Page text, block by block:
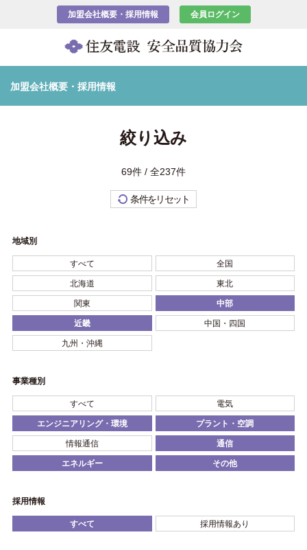
加盟会社概要・採用情報 会員ログイン
加盟会社概要・採用情報
絞り込み
69件 / 全237件
条件をリセット
地域別
すべて 全国
北海道 東北
関東 中部
近畿 中国・四国
九州・沖縄
事業種別
すべて 電気
エンジニアリング・環境 プラント・空調
情報通信 通信
エネルギー その他
採用情報
すべて 採用情報あり